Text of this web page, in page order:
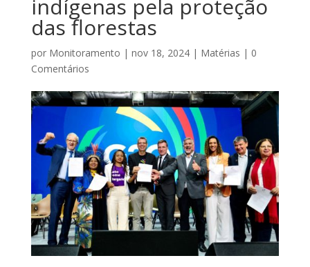
indígenas pela proteção
das florestas
por Monitoramento | nov 18, 2024| Matérias | 0
Comentários